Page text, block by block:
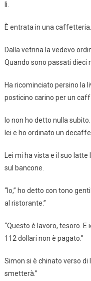
lì.
È entrata in una caffetteria.
Dalla vetrina la vedevo
Quando sono passati dieci
Ha ricominciato persino la
posticino carino per un
Io non ho detto nulla
lei e ho ordinato un
Lei mi ha vista e il suo
sul bancone.
“Io,” ho detto con tono
al ristorante.”
“Questo è lavoro, tesoro.
112 dollari non è pagato.”
Simon si è chinato verso di
smetterà.”